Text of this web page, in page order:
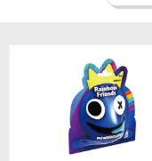
電子玩具
遊戲及拼圖系列
LEGO樂高
Barbie芭比